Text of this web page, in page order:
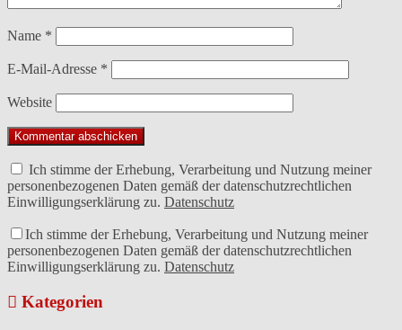
Name *
E-Mail-Adresse *
Website
Ich stimme der Erhebung, Verarbeitung und Nutzung meiner
personenbezogenen Daten gemäß der datenschutzrechtlichen
Einwilligungserklärung zu. Datenschutz
Ich stimme der Erhebung, Verarbeitung und Nutzung meiner
personenbezogenen Daten gemäß der datenschutzrechtlichen
Einwilligungserklärung zu. Datenschutz
Kategorien